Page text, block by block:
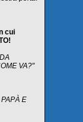
cui
VA?"
E